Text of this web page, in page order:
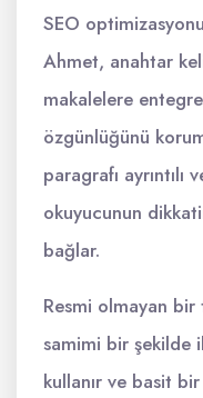
SEO
Ahmet, anahtar
makalelere entegre
özgünlüğünü
paragrafı
okuyucunun
bağlar.
Resmi olmayan
samimi bir şekilde
kullanır ve basit